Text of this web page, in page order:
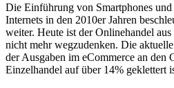
Die Einführung von Smartphones
Internets in den 2010er Jahren
weiter. Heute ist der Onlinehandel
nicht mehr wegzudenken. Die
der Ausgaben im eCommerce an den
Einzelhandel auf über 14% geklettert